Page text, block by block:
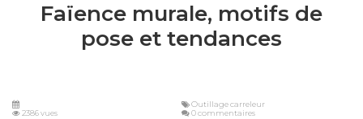
Faïence murale, motifs de
pose et tendances
Outillage carreleur
2386 vues
0 commentaires